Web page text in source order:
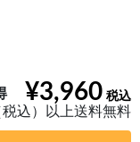
¥3,960
込）以上送料無料